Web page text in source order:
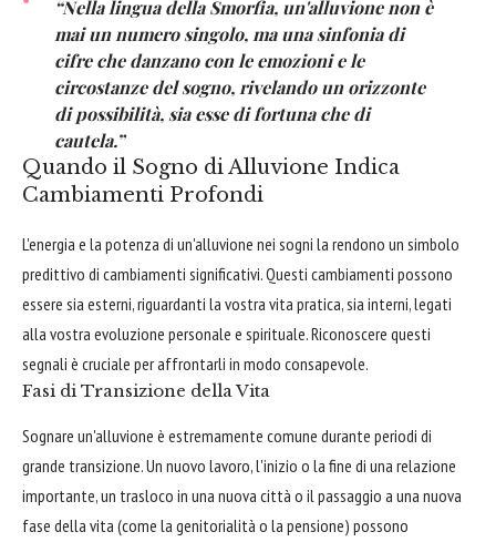
“Nella lingua della Smorfia, un'alluvione non è
mai un numero singolo, ma una sinfonia di
cifre che danzano con le emozioni e le
circostanze del sogno, rivelando un orizzonte
di possibilità, sia esse di fortuna che di
cautela.”
Quando il Sogno di Alluvione Indica
Cambiamenti Profondi
L'energia e la potenza di un'alluvione nei sogni la rendono un simbolo
predittivo di cambiamenti significativi. Questi cambiamenti possono
essere sia esterni, riguardanti la vostra vita pratica, sia interni, legati
alla vostra evoluzione personale e spirituale. Riconoscere questi
segnali è cruciale per affrontarli in modo consapevole.
Fasi di Transizione della Vita
Sognare un'alluvione è estremamente comune durante periodi di
grande transizione. Un nuovo lavoro, l'inizio o la fine di una relazione
importante, un trasloco in una nuova città o il passaggio a una nuova
fase della vita (come la genitorialità o la pensione) possono